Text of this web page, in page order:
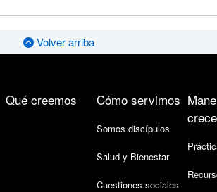
Volver arriba
Qué creemos Cómo servimos
Somos discípulos
Salud y Bienestar
Cuestiones sociales